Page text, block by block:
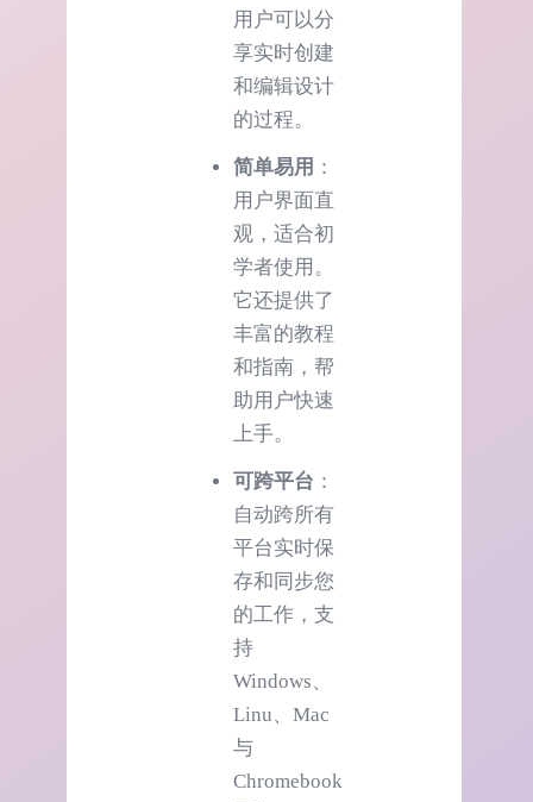
用户可以分
享实时创建
和编辑设计
的过程。
简单易用 ：
用户界面直
观，适合初
学者使用。
它还提供了
丰富的教程
和指南，帮
助用户快速
上手。
可跨平台 ：
自动跨所有
平台实时保
存和同步您
的工作，支
持
Windows、
Linu、Mac
与
Chromebook